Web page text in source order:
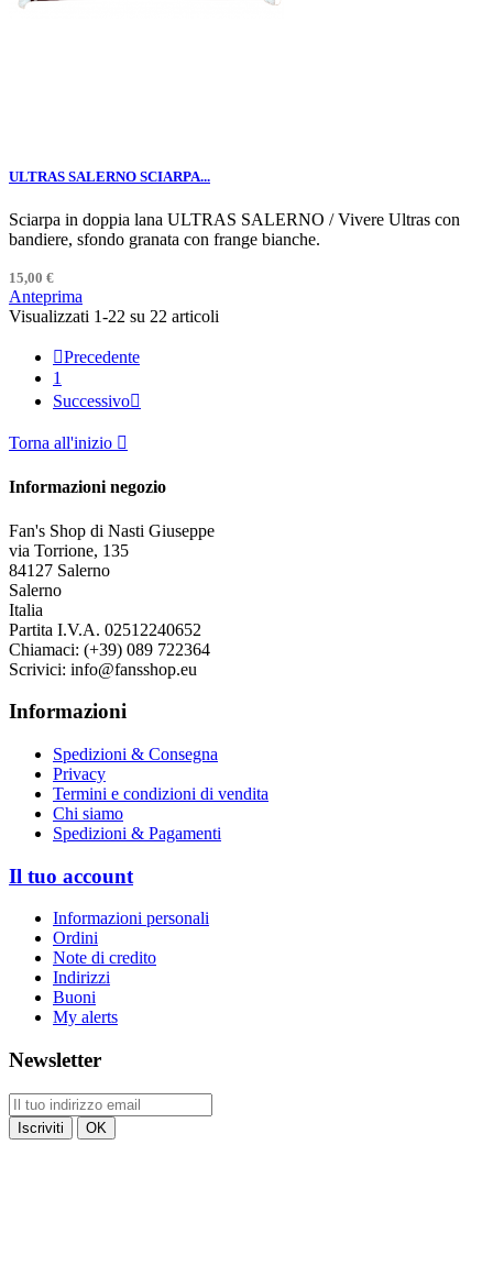
ULTRAS SALERNO SCIARPA...
Sciarpa in doppia lana ULTRAS SALERNO / Vivere Ultras con
bandiere, sfondo granata con frange bianche.
15,00 €
Anteprima
Visualizzati 1-22 su 22 articoli
Precedente
1
Successivo
Torna all'inizio 
Informazioni negozio
Fan's Shop di Nasti Giuseppe
via Torrione, 135
84127 Salerno
Salerno
Italia
Partita I.V.A. 02512240652
Chiamaci: (+39) 089 722364
Scrivici: info@fansshop.eu
Informazioni
Spedizioni & Consegna
Privacy
Termini e condizioni di vendita
Chi siamo
Spedizioni & Pagamenti
Il tuo account
Informazioni personali
Ordini
Note di credito
Indirizzi
Buoni
My alerts
Newsletter